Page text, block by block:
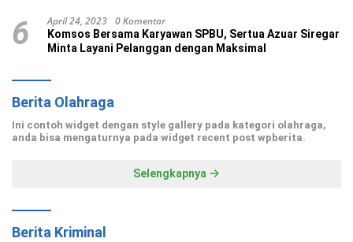
6 April 24, 2023 0 Komentar
Komsos Bersama Karyawan SPBU, Sertua Azuar Siregar
Minta Layani Pelanggan dengan Maksimal
Berita Olahraga
Ini contoh widget dengan style gallery pada kategori olahraga,
anda bisa mengaturnya pada widget recent post wpberita.
Selengkapnya
Berita Kriminal